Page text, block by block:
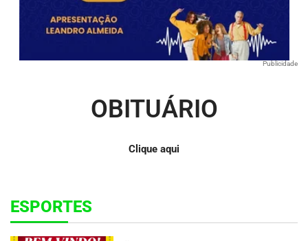
Publicidade
OBITUÁRIO
Clique aqui
ESPORTES